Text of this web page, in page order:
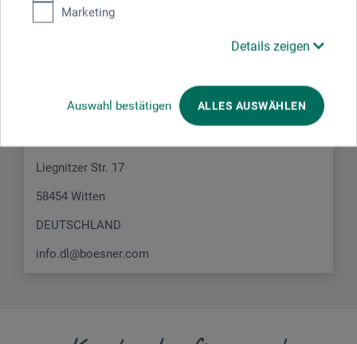
Marketing
Details zeigen
Auswahl bestätigen ALLES AUSWÄHLEN
Hersteller-Kontakt
diesem Produkt.
Liegnitzer Str. 17
58454 Witten
DEUTSCHLAND
info.dl@boesner.com